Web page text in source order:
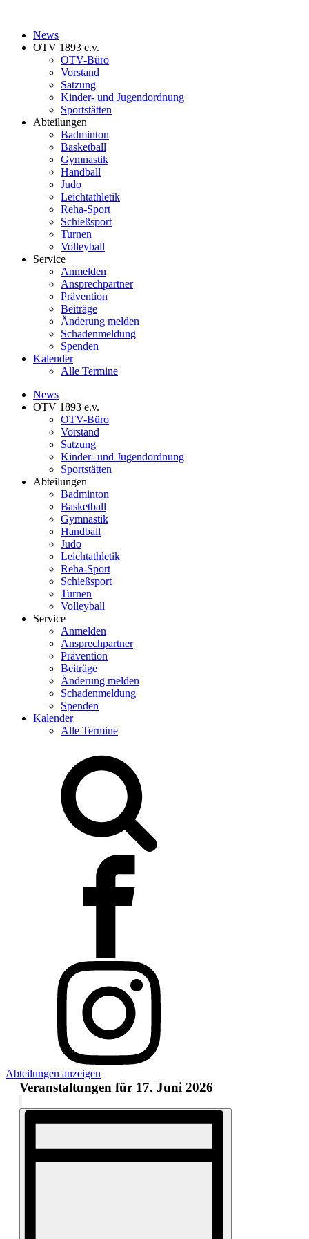
News
OTV 1893 e.v.
OTV-Büro
Vorstand
Satzung
Kinder- und Jugendordnung
Sportstätten
Abteilungen
Badminton
Basketball
Gymnastik
Handball
Judo
Leichtathletik
Reha-Sport
Schießsport
Turnen
Volleyball
Service
Anmelden
Ansprechpartner
Prävention
Beiträge
Änderung melden
Schadenmeldung
Spenden
Kalender
Alle Termine
News
OTV 1893 e.v.
OTV-Büro
Vorstand
Satzung
Kinder- und Jugendordnung
Sportstätten
Abteilungen
Badminton
Basketball
Gymnastik
Handball
Judo
Leichtathletik
Reha-Sport
Schießsport
Turnen
Volleyball
Service
Anmelden
Ansprechpartner
Prävention
Beiträge
Änderung melden
Schadenmeldung
Spenden
Kalender
Alle Termine
Abteilungen anzeigen
Veranstaltungen für 17. Juni 2026
Navigation
Filter
verbergen
Veranstaltung
Navigation